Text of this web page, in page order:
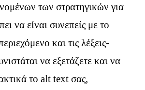
των στρατηγικών για
να είναι συνεπείς με το
και τις λέξεις-
να εξετάζετε και να
το alt text σας,